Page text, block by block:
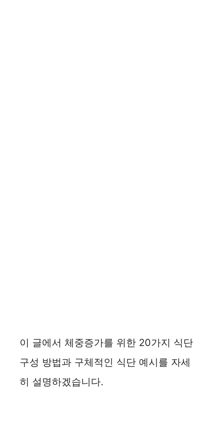
이 글에서 체중증가를 위한 20가지 식단
구성 방법과 구체적인 식단 예시를 자세
히 설명하겠습니다.